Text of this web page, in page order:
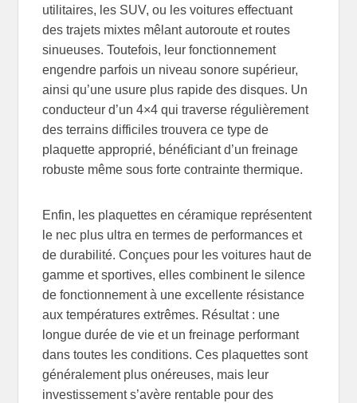
utilitaires, les SUV, ou les voitures effectuant
des trajets mixtes mêlant autoroute et routes
sinueuses. Toutefois, leur fonctionnement
engendre parfois un niveau sonore supérieur,
ainsi qu’une usure plus rapide des disques. Un
conducteur d’un 4×4 qui traverse régulièrement
des terrains difficiles trouvera ce type de
plaquette approprié, bénéficiant d’un freinage
robuste même sous forte contrainte thermique.
Enfin, les plaquettes en céramique représentent
le nec plus ultra en termes de performances et
de durabilité. Conçues pour les voitures haut de
gamme et sportives, elles combinent le silence
de fonctionnement à une excellente résistance
aux températures extrêmes. Résultat : une
longue durée de vie et un freinage performant
dans toutes les conditions. Ces plaquettes sont
généralement plus onéreuses, mais leur
investissement s’avère rentable pour des